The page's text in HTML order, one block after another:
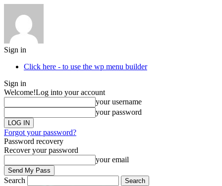
Sign in
Click here - to use the wp menu builder
Sign in
Welcome!Log into your account
your username
your password
Forgot your password?
Password recovery
Recover your password
your email
Search